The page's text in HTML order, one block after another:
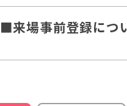
■来場事前登録につ